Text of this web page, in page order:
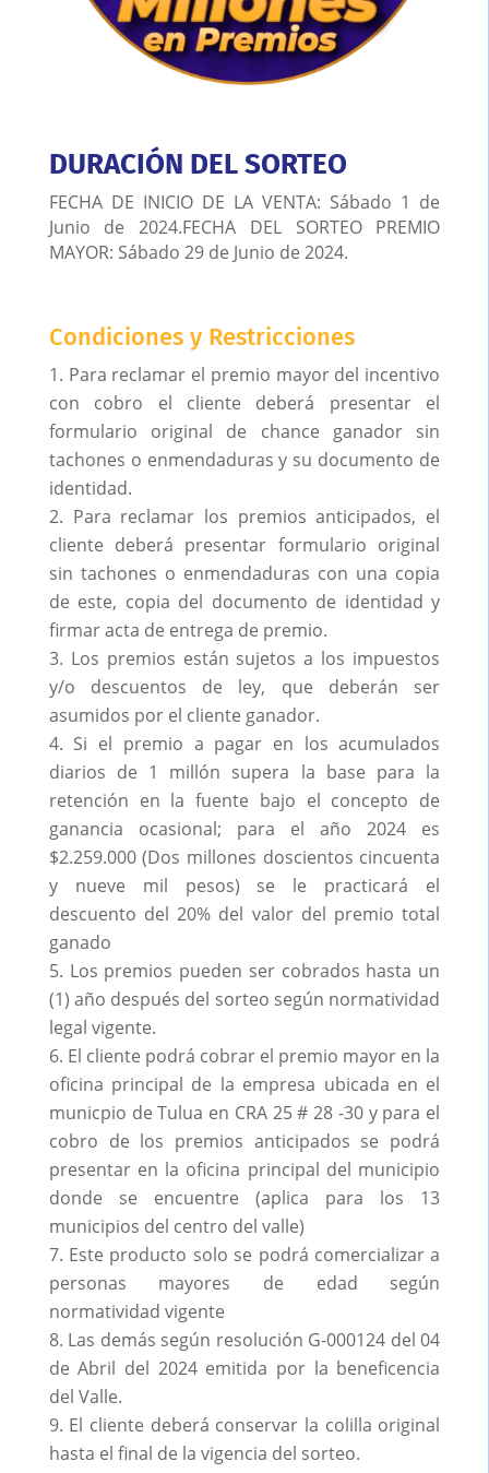
DURACIÓN DEL SORTEO
FECHA DE INICIO DE LA VENTA: Sábado 1 de
Junio de 2024.FECHA DEL SORTEO PREMIO
MAYOR: Sábado 29 de Junio de 2024.
Condiciones y Restricciones
Para reclamar el premio mayor del incentivo
con cobro el cliente deberá presentar el
formulario original de chance ganador sin
tachones o enmendaduras y su documento de
identidad.
Para reclamar los premios anticipados, el
cliente deberá presentar formulario original
sin tachones o enmendaduras con una copia
de este, copia del documento de identidad y
firmar acta de entrega de premio.
Los premios están sujetos a los impuestos
y/o descuentos de ley, que deberán ser
asumidos por el cliente ganador.
Si el premio a pagar en los acumulados
diarios de 1 millón supera la base para la
retención en la fuente bajo el concepto de
ganancia ocasional; para el año 2024 es
$2.259.000 (Dos millones doscientos cincuenta
y nueve mil pesos) se le practicará el
descuento del 20% del valor del premio total
ganado
Los premios pueden ser cobrados hasta un
(1) año después del sorteo según normatividad
legal vigente.
El cliente podrá cobrar el premio mayor en la
oficina principal de la empresa ubicada en el
municpio de Tulua en CRA 25 # 28 -30 y para el
cobro de los premios anticipados se podrá
presentar en la oficina principal del municipio
donde se encuentre (aplica para los 13
municipios del centro del valle)
Este producto solo se podrá comercializar a
personas mayores de edad según
normatividad vigente
Las demás según resolución G-000124 del 04
de Abril del 2024 emitida por la beneficencia
del Valle.
El cliente deberá conservar la colilla original
hasta el final de la vigencia del sorteo.